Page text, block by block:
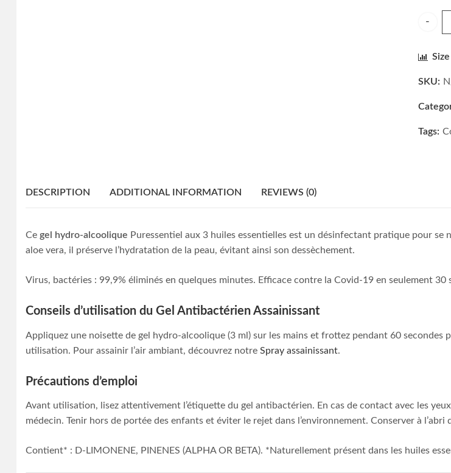
SKU:
Tags:
DESCRIPTION ADDITIONAL INFORMATION REVIEWS (0)
Ce gel hydro-alcoolique Puressentiel aux 3 huiles essentielles est un désinfectant pratique pour
aloe vera, il préserve l’hydratation de la peau, évitant ainsi son dessèchement.
Virus, bactéries : 99,9% éliminés en quelques minutes. Efficace contre la Covid-19 en seulement 30
Conseils d’utilisation du Gel Antibactérien Assainissant
Appliquez une noisette de gel hydro-alcoolique (3 ml) sur les mains et frottez pendant 60
utilisation. Pour assainir l’air ambiant, découvrez notre Spray assainissant.
Précautions d’emploi
Avant utilisation, lisez attentivement l’étiquette du gel antibactérien. En cas de contact avec les
médecin. Tenir hors de portée des enfants et éviter le rejet dans l’environnement. Conserver à l’abri
Contient* : D-LIMONENE, PINENES (ALPHA OR BETA). *Naturellement présent dans les huiles